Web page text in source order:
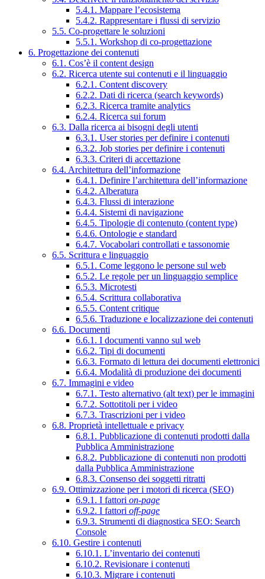
5.4.1. Mappare l’ecosistema
5.4.2. Rappresentare i flussi di servizio
5.5. Co-progettare le soluzioni
5.5.1. Workshop di co-progettazione
6. Progettazione dei contenuti
6.1. Cos’è il content design
6.2. Ricerca utente sui contenuti e il linguaggio
6.2.1. Content discovery
6.2.2. Dati di ricerca (search keywords)
6.2.3. Ricerca tramite analytics
6.2.4. Ricerca sui forum
6.3. Dalla ricerca ai bisogni degli utenti
6.3.1. User stories per definire i contenuti
6.3.2. Job stories per definire i contenuti
6.3.3. Criteri di accettazione
6.4. Architettura dell’informazione
6.4.1. Definire l’architettura dell’informazione
6.4.2. Alberatura
6.4.3. Flussi di interazione
6.4.4. Sistemi di navigazione
6.4.5. Tipologie di contenuto (content type)
6.4.6. Ontologie e standard
6.4.7. Vocabolari controllati e tassonomie
6.5. Scrittura e linguaggio
6.5.1. Come leggono le persone sul web
6.5.2. Le regole per un linguaggio semplice
6.5.3. Microtesti
6.5.4. Scrittura collaborativa
6.5.5. Content critique
6.5.6. Traduzione e localizzazione dei contenuti
6.6. Documenti
6.6.1. I documenti vanno sul web
6.6.2. Tipi di documenti
6.6.3. Formato di lettura dei documenti elettronici
6.6.4. Modalità di produzione dei documenti
6.7. Immagini e video
6.7.1. Testo alternativo (alt text) per le immagini
6.7.2. Sottotitoli per i video
6.7.3. Trascrizioni per i video
6.8. Proprietà intellettuale e privacy
6.8.1. Pubblicazione di contenuti prodotti dalla
Pubblica Amministrazione
6.8.2. Pubblicazione di contenuti non prodotti
dalla Pubblica Amministrazione
6.8.3. Consenso dei soggetti ritratti
6.9. Ottimizzazione per i motori di ricerca (SEO)
6.9.1. I fattori on-page
6.9.2. I fattori off-page
6.9.3. Strumenti di diagnostica SEO: Search
Console
6.10. Gestire i contenuti
6.10.1. L’inventario dei contenuti
6.10.2. Revisionare i contenuti
6.10.3. Migrare i contenuti